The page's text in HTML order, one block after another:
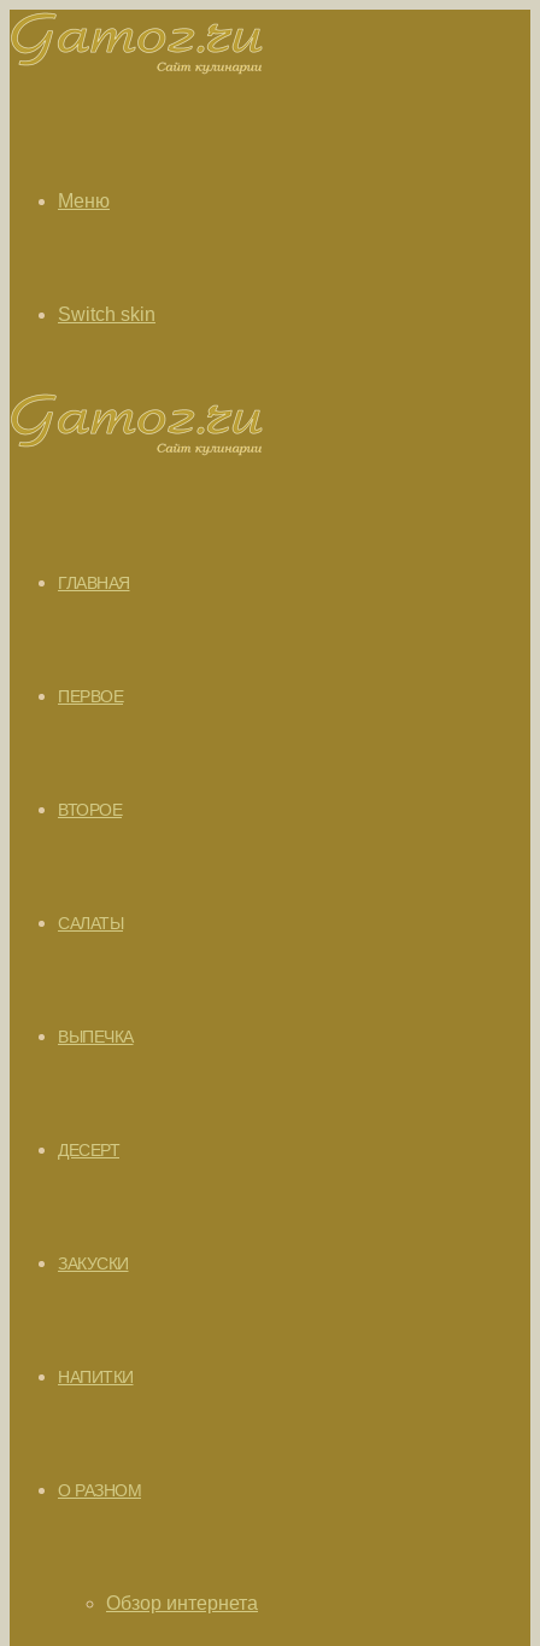
Меню
Switch skin
ГЛАВНАЯ
ПЕРВОЕ
ВТОРОЕ
САЛАТЫ
ВЫПЕЧКА
ДЕСЕРТ
ЗАКУСКИ
НАПИТКИ
О РАЗНОМ
Обзор интернета